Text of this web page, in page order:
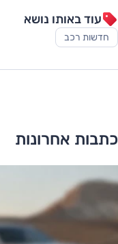
עוד באותו נושא
חדשות רכב
כתבות אחרונות